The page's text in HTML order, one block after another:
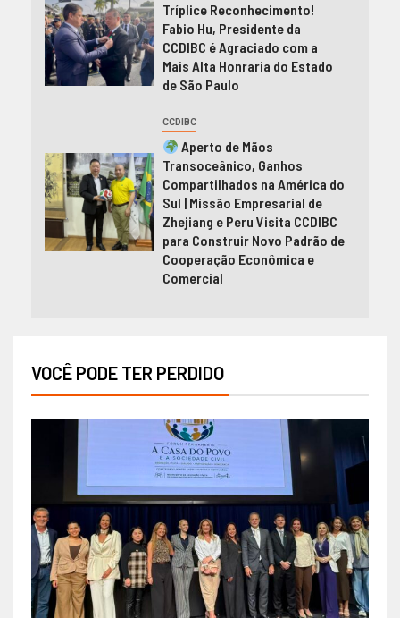
Tríplice Reconhecimento!
Fabio Hu, Presidente da
CCDIBC é Agraciado com a
Mais Alta Honraria do Estado
de São Paulo
CCDIBC
Aperto de Mãos
Transoceânico, Ganhos
Compartilhados na América do
Sul | Missão Empresarial de
Zhejiang e Peru Visita CCDIBC
para Construir Novo Padrão de
Cooperação Econômica e
Comercial
VOCÊ PODE TER PERDIDO